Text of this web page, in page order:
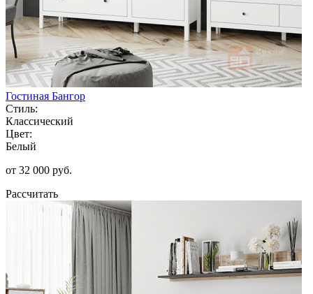
Гостиная Бангор
Стиль:
Классический
Цвет:
Белый
от 32 000 руб.
Рассчитать